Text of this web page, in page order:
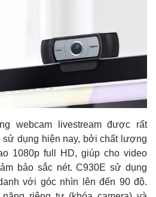
webcam livestream được rất
sử dụng hiện nay, bởi chất lượng
1080p full HD, giúp cho video
bảo sắc nét. C930E sử dụng
với góc nhìn lên đến 90 độ.